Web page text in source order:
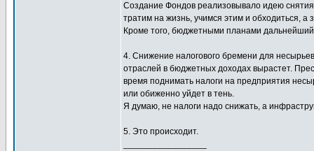
Создание Фондов реализовывало идею
тратим на жизнь, учимся этим и обходиться,
Кроме того, бюджетными планами
4. Снижение налогового бремени для
отраслей в бюджетных доходах вырастет.
время поднимать налоги на предприятия
или обиженно уйдет в тень.
Я думаю, не налоги надо снижать, а
5. Это происходит.